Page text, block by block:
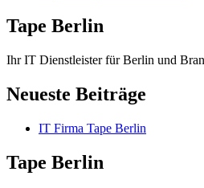
Tape Berlin
Ihr IT Dienstleister für Berlin und
Neueste Beiträge
IT Firma Tape Berlin
Tape Berlin